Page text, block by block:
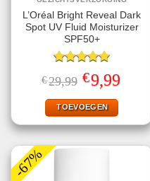
L’Oréal Bright Reveal Dark
Spot UV Fluid Moisturizer
SPF50+
Gewaardeerd
5.00uit 5
€29,99 Oorspronkelijke
prijs
was:
€29,99.
€9,99Huidige
prijs
TOEVOEGEN
-67%